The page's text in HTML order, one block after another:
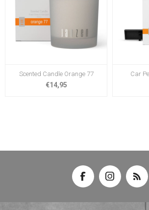
Scented Candle Orange 77
€14,95
Car